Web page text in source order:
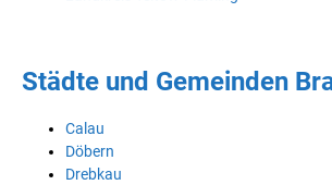
Städte und Gemeinden
Calau
Döbern
Drebkau